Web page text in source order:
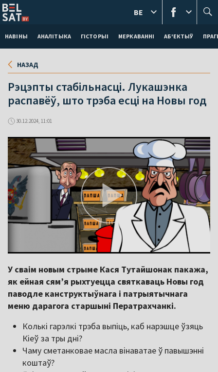
НАВІНЫ АНАЛІТЫКА ГІСТОРЫІ МЕРКАВАННI АБ'ЕКТЫЎ
BE
НАЗАД
Рэцэпты стабільнасці. Лукашэнка
распавёў, што трэба есці на Новы год
30.12.2024, 11:01
У сваім новым стрыме Кася Тутайшонак пакажа,
як ейная сям’я рыхтуецца святкаваць Новы год
паводле канструктыўнага і патрыятычнага
меню дарагога старшыні Ператрахчанкі.
Колькі гарэлкі трэба выпіць, каб нарэшце ўзяць
Кіеў за тры дні?
Чаму сметанковае масла вінаватае ў павышэнні
коштаў?